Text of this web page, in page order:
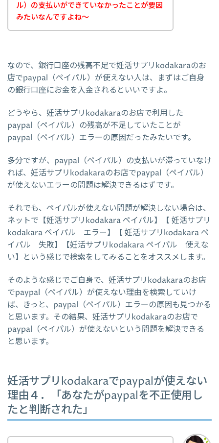
ル）の支払いができていなかったことが要因
みたいなんですよね～
なので、銀行口座の残高不足で妊活サプリkodakaraのお
店でpaypal（ペイパル）が使えない人は、まずはご自身
の銀行口座にお金を入金されるといいですよ。
どうやら、妊活サプリkodakaraのお店で利用した
paypal（ペイパル）の残高が不足していたことが
paypal（ペイパル）エラーの原因だったみたいです。
多分ですが、paypal（ペイパル）の支払いが滞っていなけ
れば、妊活サプリkodakaraのお店でpaypal（ペイパル）
が使えないエラーの問題は解決できるはずです。
それでも、ペイパルが使えない問題が解決しない場合は、
ネットで【妊活サプリkodakara ペイパル】【 妊活サプリ
kodakara ペイパル エラー】【 妊活サプリkodakara ペ
イパル 失敗】【妊活サプリkodakara ペイパル 使えな
い】という感じで検索をしてみることをオススメします。
そのような感じでご自身で、妊活サプリkodakaraのお店
でpaypal（ペイパル）が使えない理由を検索していけ
ば、きっと、paypal（ペイパル）エラーの原因も見つかる
と思います。その結果、妊活サプリkodakaraのお店で
paypal（ペイパル）が使えないという問題を解決できる
と思います。
妊活サプリkodakaraでpaypalが使えない
理由４．「あなたがpaypalを不正使用し
たと判断された」